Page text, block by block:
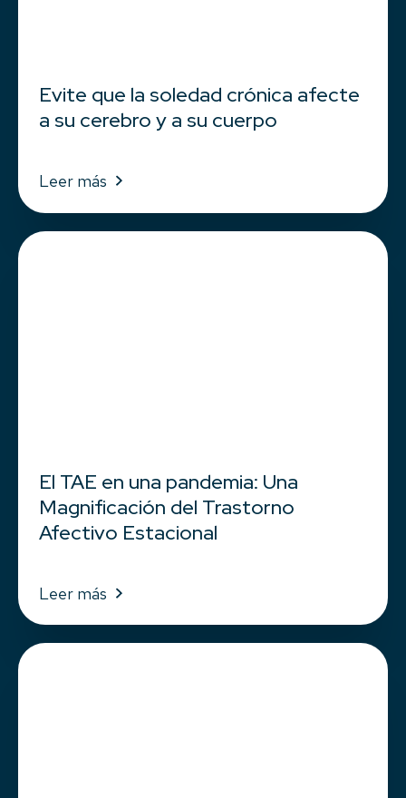
Evite que la soledad crónica afecte
a su cerebro y a su cuerpo
Leer más
El TAE en una pandemia: Una
Magnificación del Trastorno
Afectivo Estacional
Leer más